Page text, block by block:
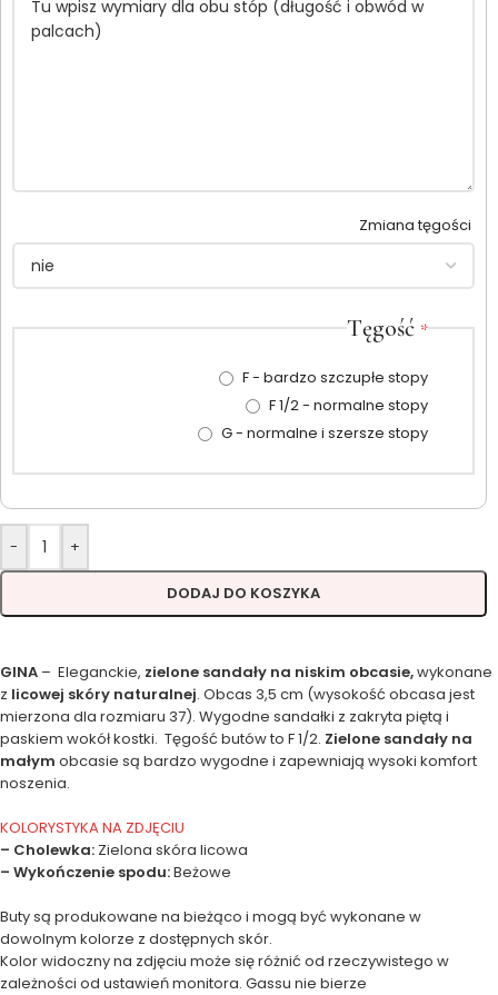
Zmiana tęgości
Tęgość *
F - bardzo szczupłe stopy
F 1/2 - normalne stopy
G - normalne i szersze stopy
- +
DODAJ DO KOSZYKA
GINA – Eleganckie, zielone sandały na niskim obcasie,wykonane
z licowej skóry naturalnej. Obcas 3,5 cm (wysokość obcasa jest
mierzona dla rozmiaru 37). Wygodne sandałki z zakryta piętą i
paskiem wokół kostki. Tęgość butów to F 1/2. Zielone sandały na
małym obcasie są bardzo wygodne i zapewniają wysoki komfort
noszenia.
KOLORYSTYKA NA ZDJĘCIU
– Cholewka: Zielona skóra licowa
– Wykończenie spodu:Beżowe
Buty są produkowane na bieżąco i mogą być wykonane w
dowolnym kolorze z dostępnych skór.
Kolor widoczny na zdjęciu może się różnić od rzeczywistego w
zależności od ustawień monitora. Gassu nie bierze